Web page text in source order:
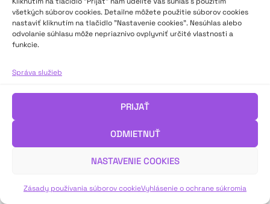
všetkých súborov cookies. Detailne môžete použitie súborov cookies
nastaviť kliknutím na tlačidlo "Nastavenie cookies". Nesúhlas alebo
odvolanie súhlasu môže nepriaznivo ovplyvniť určité vlastnosti a
funkcie.
Správa služieb
PRIJAŤ
ODMIETNUŤ
NASTAVENIE COOKIES
Zásady používania súborov cookieVyhlásenie o ochrane súkromia